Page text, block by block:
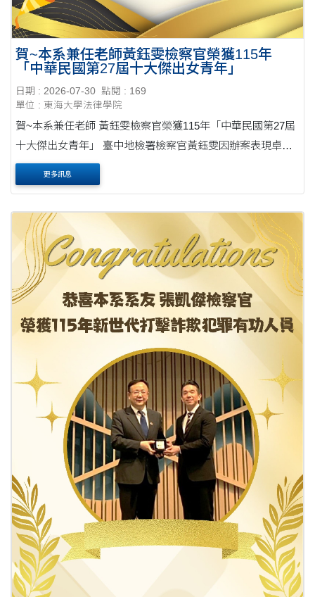
賀~本系兼任老師黃鈺雯檢察官榮獲115年
「中華民國第27屆十大傑出女青年」
日期 : 2026-07-30 點閱 : 169
單位 : 東海大學法律學院
賀~本系兼任老師 黃鈺雯檢察官榮獲115年「中華民國第27屆
十大傑出女青年」 臺中地檢署檢察官黃鈺雯因辦案表現卓
越，並長期積極投入公共事務，榮獲115年「中華民國第27屆
十大傑出女青年」殊榮。頒獎典禮於3月8日婦女....
更多訊息